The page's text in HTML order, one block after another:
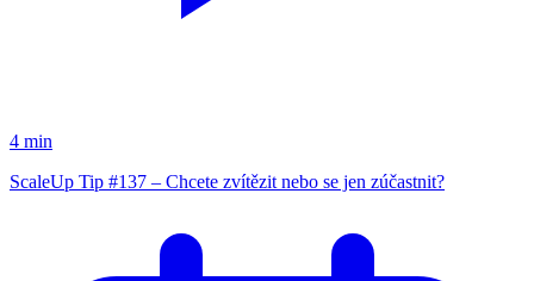
4 min
ScaleUp Tip #137 – Chcete zvítězit nebo se jen zúčastnit?